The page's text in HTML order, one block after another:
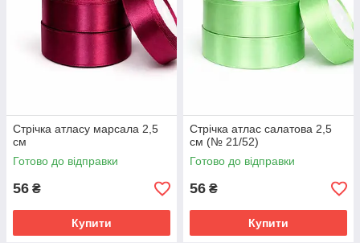
Стрічка атласу марсала 2,5
см
Готово до відправки
56 ₴
Купити
Стрічка атлас салатова 2,5
см (№ 21/52)
Готово до відправки
56 ₴
Купити